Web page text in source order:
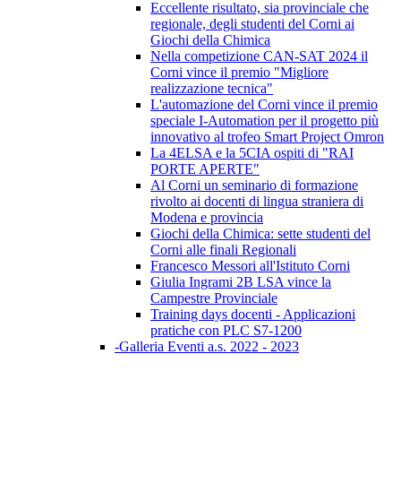
Eccellente risultato, sia provinciale che
regionale, degli studenti del Corni ai
Giochi della Chimica
Nella competizione CAN-SAT 2024 il
Corni vince il premio "Migliore
realizzazione tecnica"
L'automazione del Corni vince il premio
speciale I-Automation per il progetto più
innovativo al trofeo Smart Project Omron
La 4ELSA e la 5CIA ospiti di "RAI
PORTE APERTE"
Al Corni un seminario di formazione
rivolto ai docenti di lingua straniera di
Modena e provincia
Giochi della Chimica: sette studenti del
Corni alle finali Regionali
Francesco Messori all'Istituto Corni
Giulia Ingrami 2B LSA vince la
Campestre Provinciale
Training days docenti - Applicazioni
pratiche con PLC S7-1200
-Galleria Eventi a.s. 2022 - 2023